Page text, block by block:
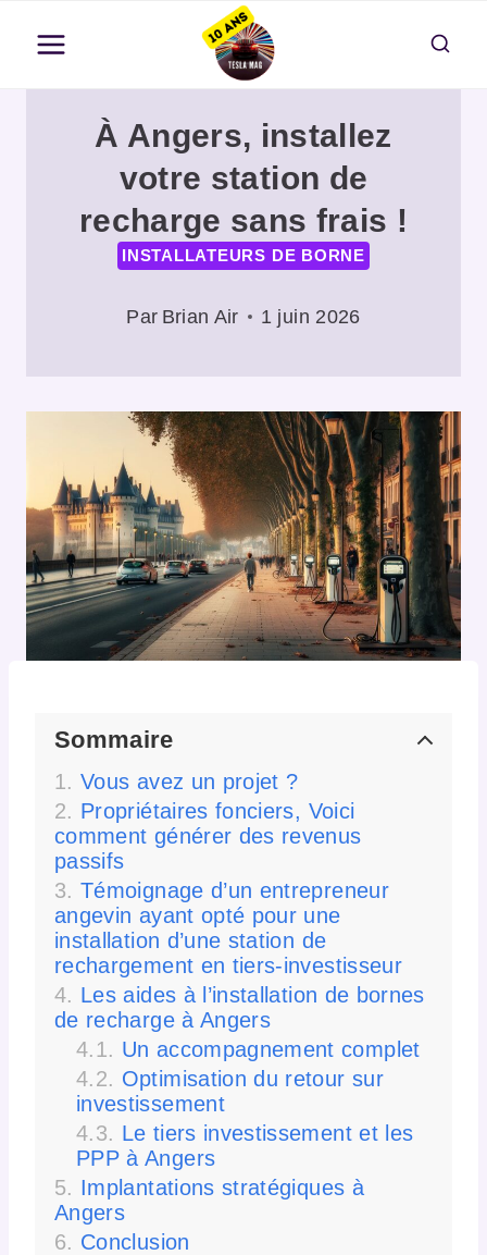
contenu
À Angers, installez
votre station de
recharge sans frais !
INSTALLATEURS DE BORNE
Par Brian Air 1 juin 2026
Sommaire
Vous avez un projet ?
Propriétaires fonciers, Voici
comment générer des revenus
passifs
Témoignage d’un entrepreneur
angevin ayant opté pour une
installation d’une station de
rechargement en tiers-investisseur
Les aides à l’installation de bornes
de recharge à Angers
Un accompagnement complet
Optimisation du retour sur
investissement
Le tiers investissement et les
PPP à Angers
Implantations stratégiques à
Angers
Conclusion